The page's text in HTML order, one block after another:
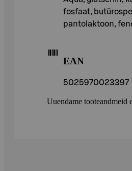
fosfaat,
pantolaktoon,
EAN
5025970023397
Uuendame tooteandmeid